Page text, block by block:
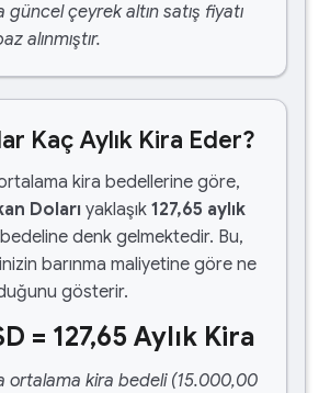
çeyrek altın satış fiyatı
alınmıştır.
Kaç Aylık Kira Eder?
kira bedellerine göre,
Doları yaklaşık 127,65 aylık
bedeline denk gelmektedir. Bu,
barınma maliyetine göre ne
gösterir.
= 127,65 Aylık Kira
ortalama kira bedeli (15.000,00